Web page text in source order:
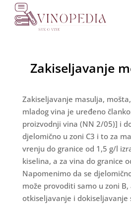
Zakiseljavanje
Zakiseljavanje masulja,
mladog vina je uređeno
proizvodnji vina (NN 2/05)] i
djelomično u zoni C3 i to za
vrenju do granice od 1,5 g/l
kiselina, a za vina do granice
Napomenimo da se
može provoditi samo u zoni
otkiseljavanje i dokiseljavanje